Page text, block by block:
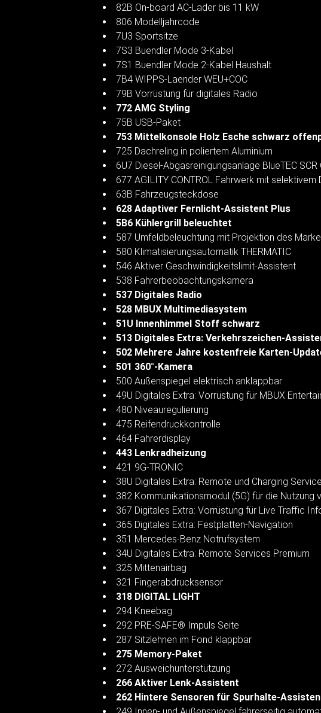
82B On-board AC-Lader bis 11 kW
806 Modelljahrcode
7U3 Sportsitze
7S3 Buendler Mode 3-Kabel
7S1 Buendler Mode 2-Kabel Haushalt
7B4 WIPPS-Laender WEU+COC
79B Vorrüstung für digitales Radio
772 AMG Styling
75B USB-Paket
753 Mittelkonsole Holz Esche schwarz
725 Dachreling in poliertem Aluminium
6U7 Diesel-Abgasreinigungsanlage BlueTEC
677 AGILITY CONTROL Fahrwerk mit
63B Fahrzeugsteckdose
628 Adaptiver Fernlicht-Assistent Plus
5B6 Kühlergrill beleuchtet
587 Umfeldbeleuchtung mit Projektion des
580 Klimatisierungsautomatik THERMATIC
546 Aktiver Geschwindigkeitslimit-Assistent
538 Fahrerbeobachtungskamera
537 Digitales Radio
528 MBUX Multimediasystem
51U Innenhimmel Stoff schwarz
513 Digitales Extra: Verkehrszeichen-
502 Mehrere Jahre kostenfreie Karten-
501 360°-Kamera
500 Außenspiegel elektrisch anklappbar
49U Digitales Extra: Vorrüstung für MBUX
480 Niveauregulierung
475 Reifendruckkontrolle
464 Fahrerdisplay
443 Lenkradheizung
421 9G-TRONIC
38U Digitales Extra: Remote und Charging
382 Kommunikationsmodul (5G) für die Nutzung
367 Digitales Extra: Vorrüstung für Live Traffic
365 Digitales Extra: Festplatten-Navigation
351 Mercedes-Benz Notrufsystem
34U Digitales Extra: Remote Services Premium
325 Mittenairbag
321 Fingerabdrucksensor
318 DIGITAL LIGHT
294 Kneebag
292 PRE-SAFE® Impuls Seite
287 Sitzlehnen im Fond klappbar
275 Memory-Paket
272 Ausweichunterstützung
266 Aktiver Lenk-Assistent
262 Hintere Sensoren für Spurhalte-